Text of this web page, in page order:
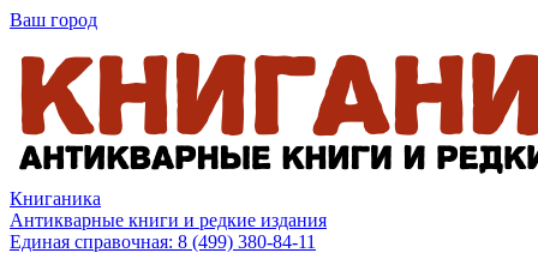
Ваш город
Книганика
Антикварные книги и редкие издания
Единая справочная: 8 (499) 380-84-11